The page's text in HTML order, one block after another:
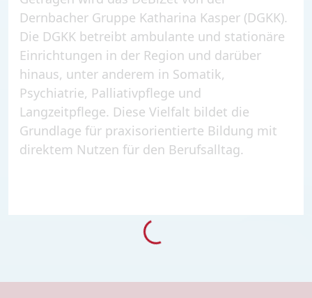
Dernbacher Gruppe Katharina Kasper (DGKK).
Die DGKK betreibt ambulante und stationäre
Einrichtungen in der Region und darüber
hinaus, unter anderem in Somatik,
Psychiatrie, Palliativpflege und
Langzeitpflege. Diese Vielfalt bildet die
Grundlage für praxisorientierte Bildung mit
direktem Nutzen für den Berufsalltag.